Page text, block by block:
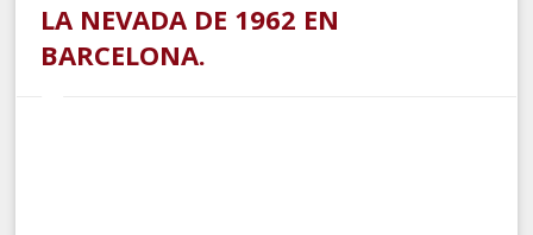
LA NEVADA DE 1962 EN
BARCELONA.